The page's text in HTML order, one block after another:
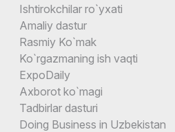
Ishtirokchilar ro`yxati
Amaliy dastur
Rasmiy Ko`mak
Ko`rgazmaning ish vaqti
ExpoDaily
Axborot ko`magi
Tadbirlar dasturi
Doing Business in Uzbekistan